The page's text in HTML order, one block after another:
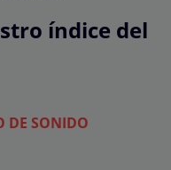
índice del
DE SONIDO